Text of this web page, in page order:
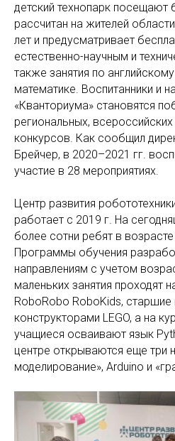
детский технопарк посещают
рассчитан на жителей
лет и предусматривает
естественно-научным и
также занятия по
математике. Воспитанники и
«Кванториума» становятся
региональных,
конкурсов. Как сообщил
Брейчер, в 2020–2021 гг.
участие в 28 мероприятиях.
Центр развития
работает с 2019 г. На
более сотни ребят в
Программы обучения
направлениям с учетом
маленьких занятия проходят
RoboRobo RoboKids, старшие
конструкторами LEGO, а на
учащиеся осваивают язык
центре открываются еще три
моделирование», Arduino и